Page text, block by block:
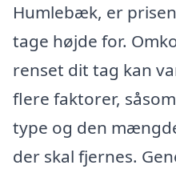
Humlebæk, er
tage højde for.
renset dit tag kan
flere faktorer,
type og den
der skal fjernes.